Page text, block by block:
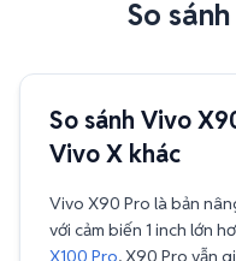
So
So sánh Vivo
Vivo X khác
Vivo X90 Pro là bản
với cảm biến 1 inch lớn
X100 Pro, X90 Pro vẫn